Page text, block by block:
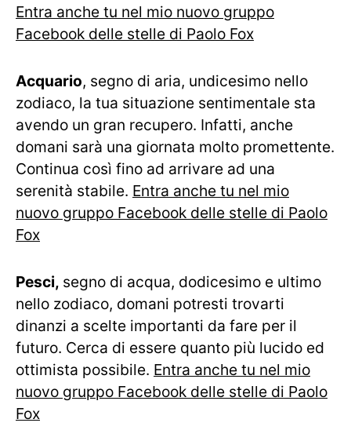
Entra anche tu nel mio nuovo gruppo
Facebook delle stelle di Paolo Fox
Acquario, segno di aria, undicesimo nello
zodiaco, la tua situazione sentimentale sta
avendo un gran recupero. Infatti, anche
domani sarà una giornata molto promettente.
Continua così fino ad arrivare ad una
serenità stabile. Entra anche tu nel mio
nuovo gruppo Facebook delle stelle di Paolo
Fox
Pesci, segno di acqua, dodicesimo e ultimo
nello zodiaco, domani potresti trovarti
dinanzi a scelte importanti da fare per il
futuro. Cerca di essere quanto più lucido ed
ottimista possibile. Entra anche tu nel mio
nuovo gruppo Facebook delle stelle di Paolo
Fox